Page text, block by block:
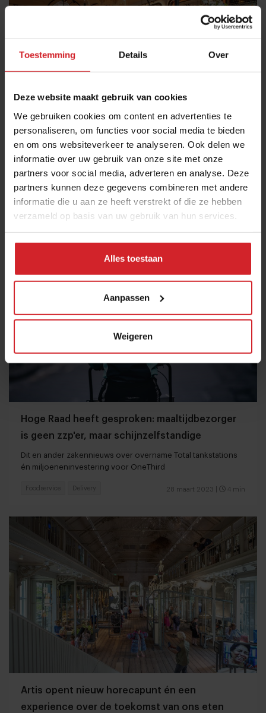
Toestemming Details Over
Deze website maakt gebruik van cookies
We gebruiken cookies om content en advertenties te
personaliseren, om functies voor social media te bieden
en om ons websiteverkeer te analyseren. Ook delen we
informatie over uw gebruik van onze site met onze
partners voor social media, adverteren en analyse. Deze
partners kunnen deze gegevens combineren met andere
informatie die u aan ze heeft verstrekt of die ze hebben
verzameld op basis van uw gebruik van hun services.
Alles toestaan
Aanpassen
Weigeren
8 x hippe horeca in Utrecht
Vernieuwende horecaconcepten in de Domstad geopend in
28 maart 2023 | 5 min
Foodservice Citytrip
Hoge Raad heeft gesproken: maaltijdbezorger
is geen zzp'er, maar schijnzelfstandige
Dit en ander zakennieuws over overname Total tankstations
én miljoeneninvestering voor OneThird
28 maart 2023 4 min
Foodservice Delivery
Artis opent nieuw horecapunt én een
experience over de toekomst van ons eten